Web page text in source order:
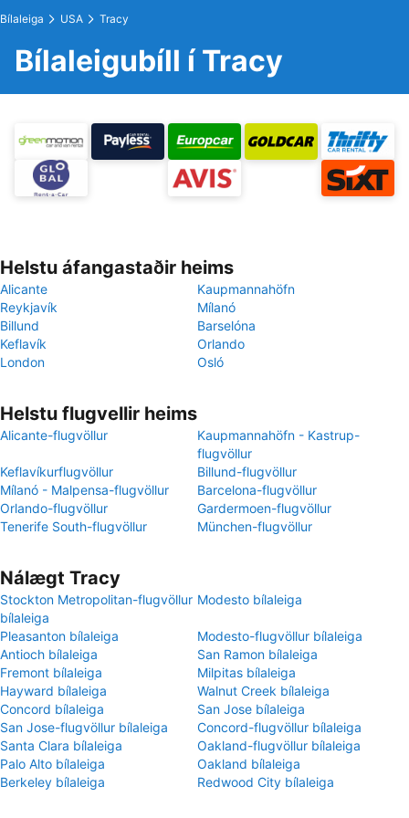
Bílaleiga USA Tracy
Bílaleigubíll í Tracy
Helstu áfangastaðir heims
Alicante
Kaupmannahöfn
Reykjavík
Mílanó
Billund
Barselóna
Keflavík
Orlando
London
Osló
Helstu flugvellir heims
Alicante-flugvöllur
Kaupmannahöfn - Kastrup-
flugvöllur
Keflavíkurflugvöllur
Billund-flugvöllur
Mílanó - Malpensa-flugvöllur
Barcelona-flugvöllur
Orlando-flugvöllur
Gardermoen-flugvöllur
Tenerife South-flugvöllur
München-flugvöllur
Nálægt Tracy
Stockton Metropolitan-flugvöllur
bílaleiga
Modesto bílaleiga
Pleasanton bílaleiga
Modesto-flugvöllur bílaleiga
Antioch bílaleiga
San Ramon bílaleiga
Fremont bílaleiga
Milpitas bílaleiga
Hayward bílaleiga
Walnut Creek bílaleiga
Concord bílaleiga
San Jose bílaleiga
San Jose-flugvöllur bílaleiga
Concord-flugvöllur bílaleiga
Santa Clara bílaleiga
Oakland-flugvöllur bílaleiga
Palo Alto bílaleiga
Oakland bílaleiga
Berkeley bílaleiga
Redwood City bílaleiga